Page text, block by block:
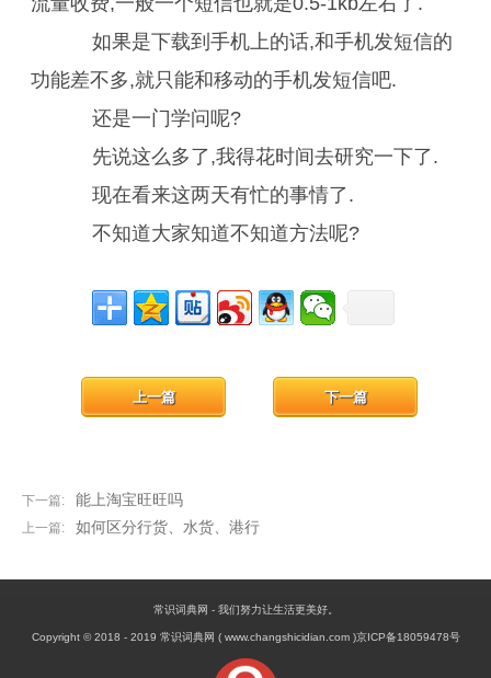
如果是下载到手机上的话,和手机发短信的
功能差不多,就只能和移动的手机发短信吧.
还是一门学问呢?
先说这么多了,我得花时间去研究一下了.
现在看来这两天有忙的事情了.
不知道大家知道不知道方法呢?
下一篇: 能上淘宝旺旺吗
下一篇
上一篇: 如何区分行货、水货、港行
上一篇
常识词典网 - 我们努力让生活更美好。
Copyright © 2018 - 2019 常识词典网 ( www.changshicidian.com )京ICP备18059478号